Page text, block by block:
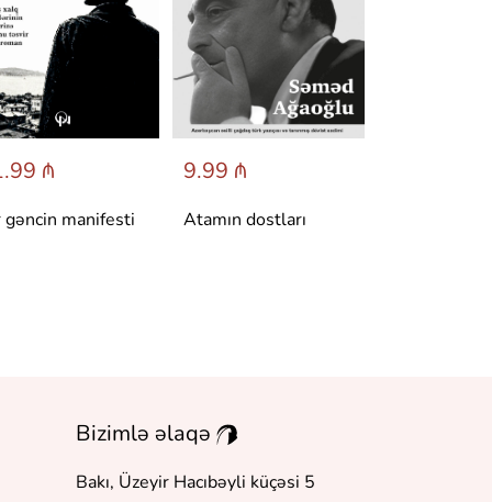
₼
gəncin manifesti
9.99 ₼
Atamın dostları
Bizimlə əlaqə
Bakı, Üzeyir Hacıbəyli küçəsi 5